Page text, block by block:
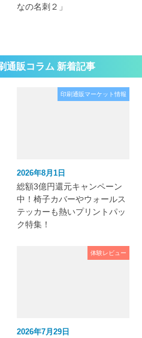
なの名刺２」
通販コラム 新着記事
印刷通販マーケット情報
2026年8月1日
総額3億円還元キャンペーン
中！椅子カバーやウォールス
テッカーも熱いプリントパッ
ク特集！
体験レビュー
2026年7月29日